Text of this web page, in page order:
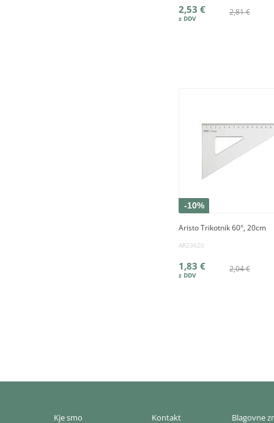
2,81 €
2,53 €
-10%
Aristo Trikotnik 60°, 20cm
AR23620
2,04 €
1,83 €
Kje smo Kontakt Blagovne